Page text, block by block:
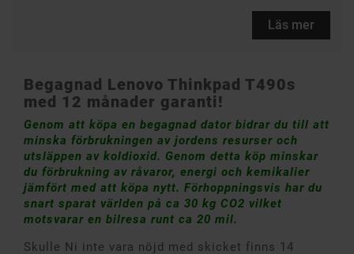
Begagnad Lenovo Thinkpad T490s
med 12 månader garanti!
Genom att köpa en begagnad dator bidrar du till att
minska förbrukningen av jordens resurser och
utsläppen av koldioxid. Genom detta köp minskar
du förbrukning av råvaror, energi och kemikalier
jämfört med att köpa nytt. Förhoppningsvis har du
snart sparat världen på ca 30 kg CO2 vilket
motsvarar en bilresa runt ca 20 mil.
Skulle Ni inte vara nöjd med skicket finns 14
Läs mer